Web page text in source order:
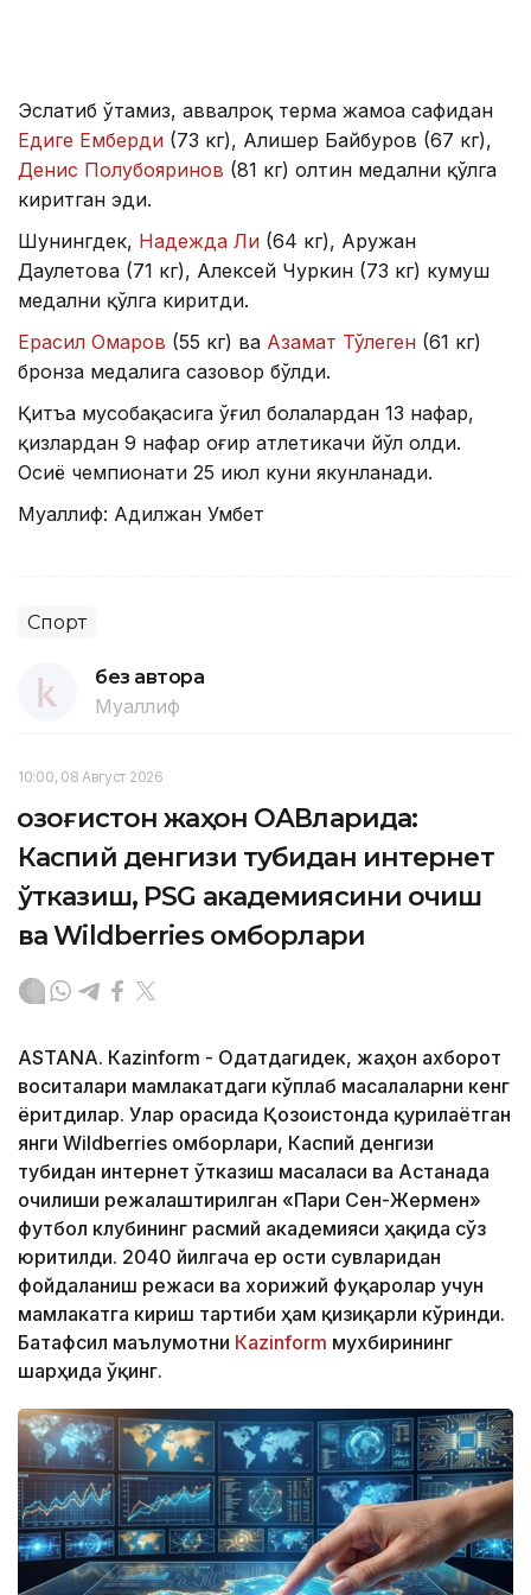
Эслатиб ўтамиз, аввалроқ терма жамоа сафидан
Едиге Емберди (73 кг), Алишер Байбуров (67 кг),
Денис Полубояринов (81 кг) олтин медални қўлга
киритган эди.
Шунингдек, Надежда Ли (64 кг), Аружан
Даулетова (71 кг), Алексей Чуркин (73 кг) кумуш
медални қўлга киритди.
Ерасил Омаров (55 кг) ва Азамат Тўлеген (61 кг)
бронза медалига сазовор бўлди.
Қитъа мусобақасига ўғил болалардан 13 нафар,
қизлардан 9 нафар оғир атлетикачи йўл олди.
Осиё чемпионати 25 июл куни якунланади.
Муаллиф: Адилжан Умбет
Спорт
без автора
Муаллиф
10:00, 08 Август 2026
Қозоғистон жаҳон ОАВларида:
Каспий денгизи тубидан интернет
ўтказиш, PSG академиясини очиш
ва Wildberries омборлари
ASTANА. Кazinform - Одатдагидек, жаҳон ахборот
воситалари мамлакатдаги кўплаб масалаларни кенг
ёритдилар. Улар орасида Қозоғистонда қурилаётган
янги Wildberries омборлари, Каспий денгизи
тубидан интернет ўтказиш масаласи ва Астанада
очилиши режалаштирилган «Пари Сен-Жермен»
футбол клубининг расмий академияси ҳақида сўз
юритилди. 2040 йилгача ер ости сувларидан
фойдаланиш режаси ва хорижий фуқаролар учун
мамлакатга кириш тартиби ҳам қизиқарли кўринди.
Батафсил маълумотни Кazinform мухбирининг
шарҳида ўқинг.